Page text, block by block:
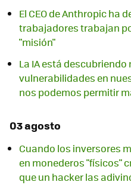
El CEO de Anthropic ha
trabajadores trabajan
"misión"
La IA está
vulnerabilidades en
nos podemos permitir
03 agosto
Cuando los inversores
en monederos "físicos"
que un hacker las